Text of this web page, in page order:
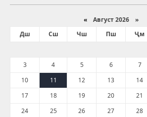
«Август 2026 »
Дш
Сш Чш Пш Ҷм
3
4 5 6 7
10
11 12 13 14
17
18 19 20 21
24
25 26 27 28